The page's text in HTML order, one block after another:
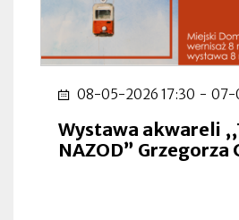
08-05-2026 17:30 - 07-
Wystawa akwareli
NAZOD” Grzegorza